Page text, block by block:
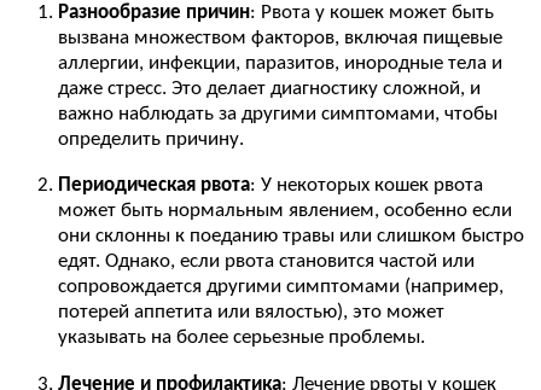
Разнообразие причин: Рвота у кошек может быть
вызвана множеством факторов, включая пищевые
аллергии, инфекции, паразитов, инородные тела и
даже стресс. Это делает диагностику сложной, и
важно наблюдать за другими симптомами, чтобы
определить причину.
Периодическая рвота: У некоторых кошек рвота
может быть нормальным явлением, особенно если
они склонны к поеданию травы или слишком быстро
едят. Однако, если рвота становится частой или
сопровождается другими симптомами (например,
потерей аппетита или вялостью), это может
указывать на более серьезные проблемы.
Лечение и профилактика: Лечение рвоты у кошек